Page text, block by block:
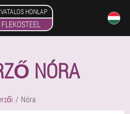
HONLAP
FLEKOSTEEL
NÓRA
Nóra